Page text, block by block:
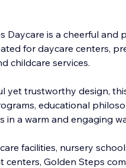
Daycare is a cheerful and
for daycare centers,
childcare services.
yet trustworthy design,
educational
in a warm and engaging
facilities, nursery
centers, Golden Steps